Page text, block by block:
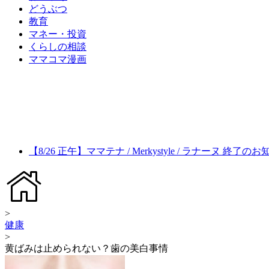
どうぶつ
教育
マネー・投資
くらしの相談
ママコマ漫画
【8/26 正午】ママテナ / Merkystyle / ラナーヌ 終了のお
>
健康
>
黄ばみは止められない？歯の美白事情